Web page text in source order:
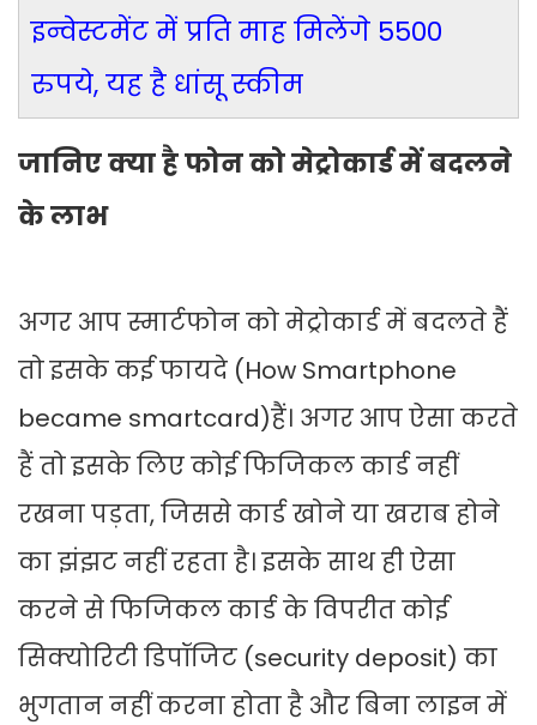
इन्वेस्टमेंट में प्रति माह मिलेंगे 5500
रुपये, यह है धांसू स्कीम
जानिए क्या है फोन को मेट्रोकार्ड में बदलने
के लाभ
अगर आप स्मार्टफोन को मेट्रोकार्ड में बदलते हैं
तो इसके कई फायदे (How Smartphone
became smartcard)हैं। अगर आप ऐसा करते
हैं तो इसके लिए कोई फिजिकल कार्ड नहीं
रखना पड़ता, जिससे कार्ड खोने या खराब होने
का झंझट नहीं रहता है। इसके साथ ही ऐसा
करने से फिजिकल कार्ड के विपरीत कोई
सिक्योरिटी डिपॉजिट (security deposit) का
भुगतान नहीं करना होता है और बिना लाइन में